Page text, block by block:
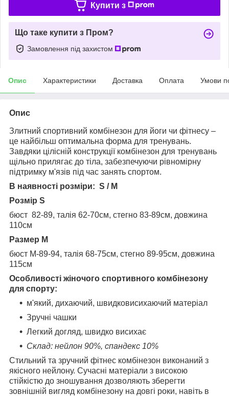
Купити з
Що таке купити з Пром?
Замовлення під захистом
Опис Характеристики Доставка Оплата Умови
Опис
Злитний спортивний комбінезон для йоги чи фітнесу –
це найбільш оптимальна форма для тренувань.
Завдяки цілісній конструкції комбінезон для тренувань
щільно прилягає до тіла, забезпечуючи рівномірну
підтримку м'язів під час занять спортом.
В наявності розміри: S / M
Розмір S
бюст 82-89, талія 62-70см, стегно 83-89см, довжина
110см
Размер М
бюст M-89-94, талія 68-75см, стегно 89-95см, довжина
115см
Особливості жіночого спортивного комбінезону
для спорту:
м'який, дихаючий, швидковисихаючий матеріал
Зручні чашки
Легкий догляд, швидко висихає
Склад: нейлон 90%, спандекс 10%
Стильний та зручний фітнес комбінезон виконаний з
якісного нейлону. Сучасні матеріали з високою
стійкістю до зношування дозволяють зберегти
зовнішній вигляд комбінезону на довгі роки, навіть в